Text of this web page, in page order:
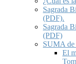
Sagrada
(PDF).
Sagrada
(PDF)
SUMA de
El